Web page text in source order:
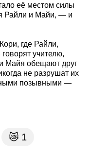
её местом силы
Райли и Майи, — и
где Райли,
учителю,
Майя обещают друг
не разрушат их
позывными —
😿 1